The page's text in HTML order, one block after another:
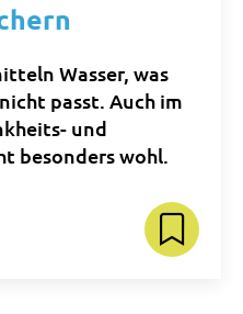
Wasser, was
passt. Auch im
und
besonders wohl.